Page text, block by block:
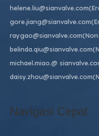
helene.liu@sianvalve.com
gore.jiang@sianvalve.com
raygao@sianvalve.com
belinda.qiu@sianvalve.com
michael.miao.@
daisy.zhou@sianvalve.com
Navigasi Cepat